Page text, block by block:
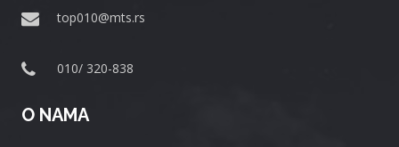
top010@mts.rs
010/ 320-838
O NAMA